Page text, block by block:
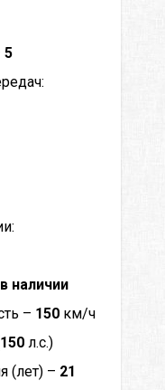
5
наличии
– 150 км/ч
150 л.с.)
(лет) – 21